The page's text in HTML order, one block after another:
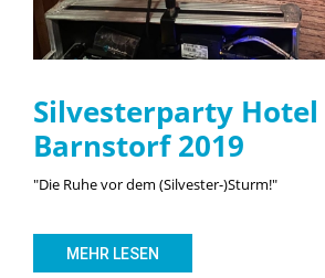
Silvesterparty Hotel
Barnstorf 2019
"Die Ruhe vor dem (Silvester-)Sturm!"
MEHR LESEN